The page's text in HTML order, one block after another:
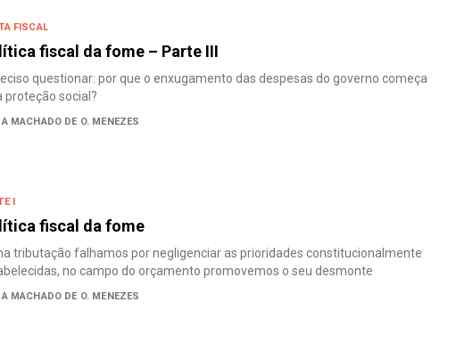
FISCAL
fiscal da fome – Parte III
questionar: por que o enxugamento das despesas do governo começa
proteção social?
MACHADO DE O. MENEZES
I
fiscal da fome
tributação falhamos por negligenciar as prioridades constitucionalmente
no campo do orçamento promovemos o seu desmonte
MACHADO DE O. MENEZES